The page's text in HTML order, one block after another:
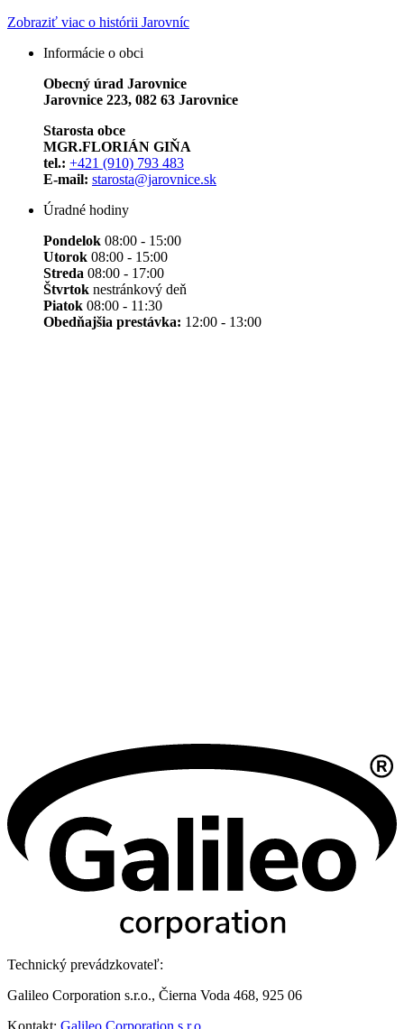
Zobraziť viac o histórii Jarovníc
Informácie o obci
Obecný úrad Jarovnice
Jarovnice 223, 082 63 Jarovnice
Starosta obce
MGR.FLORIÁN GIŇA
tel.: +421 (910) 793 483
E-mail: starosta@jarovnice.sk
Úradné hodiny
Pondelok 08:00 - 15:00
Utorok 08:00 - 15:00
Streda 08:00 - 17:00
Štvrtok nestránkový deň
Piatok 08:00 - 11:30
Obedňajšia prestávka: 12:00 - 13:00
Technický prevádzkovateľ:
Galileo Corporation s.r.o., Čierna Voda 468, 925 06
Kontakt: Galileo Corporation s.r.o.